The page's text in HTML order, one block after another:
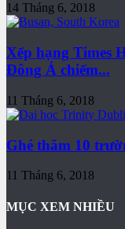
14 Tháng 6, 2018
Xếp hạng Times
Đông Á chiếm...
11 Tháng 6, 2018
Ghé thăm 10
11 Tháng 6, 2018
MỤC XEM NHIỀU